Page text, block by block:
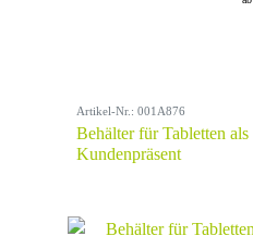
Artikel-Nr.: 001A876
Behälter für Tabletten als
Kundenpräsent